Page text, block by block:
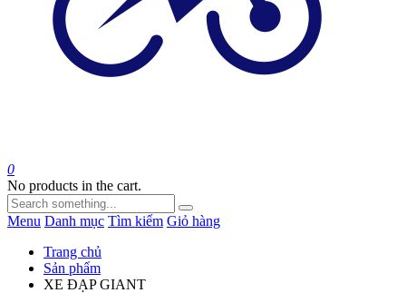
0
No products in the cart.
Menu Danh mục Tìm kiếm Giỏ hàng
Trang chủ
Sản phẩm
XE ĐẠP GIANT